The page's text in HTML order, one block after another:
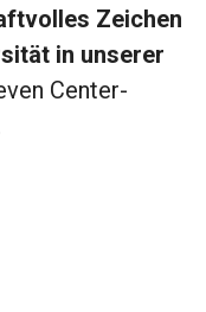
Zeichen
in unserer
Center-